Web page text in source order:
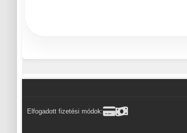
Elfogadott fizetési módok: